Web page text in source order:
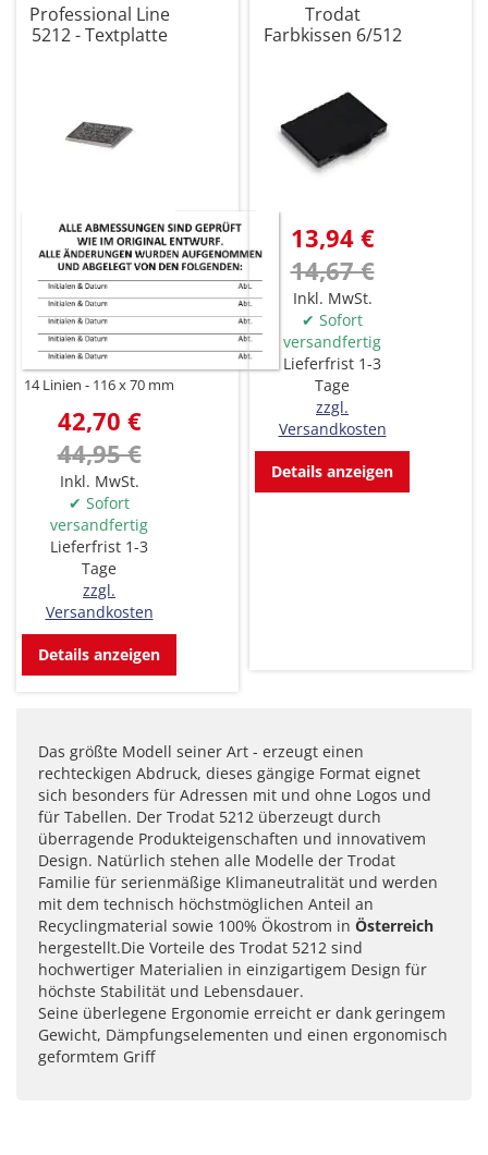
Professional Line
5212 - Textplatte
14 Linien 116 x 70 mm
42,70 €
44,95 €
Inkl. MwSt.
✔ Sofort
versandfertig
Lieferfrist 1-3
Tage
zzgl.
Versandkosten
Details anzeigen
Trodat
Farbkissen 6/512
13,94 €
14,67 €
Inkl. MwSt.
✔ Sofort
versandfertig
Lieferfrist 1-3
Tage
zzgl.
Versandkosten
Details anzeigen
Das größte Modell seiner Art - erzeugt einen
rechteckigen Abdruck, dieses gängige Format eignet
sich besonders für Adressen mit und ohne Logos und
für Tabellen. Der Trodat 5212 überzeugt durch
überragende Produkteigenschaften und innovativem
Design. Natürlich stehen alle Modelle der Trodat
Familie für serienmäßige Klimaneutralität und werden
mit dem technisch höchstmöglichen Anteil an
Recyclingmaterial sowie 100% Ökostrom in Österreich
hergestellt.Die Vorteile des Trodat 5212 sind
hochwertiger Materialien in einzigartigem Design für
höchste Stabilität und Lebensdauer.
Seine überlegene Ergonomie erreicht er dank geringem
Gewicht, Dämpfungselementen und einen ergonomisch
geformtem Griff